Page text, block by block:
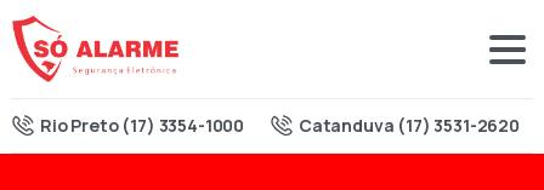
Rio Preto (17) 3354-1000 Catanduva (17) 3531-2620